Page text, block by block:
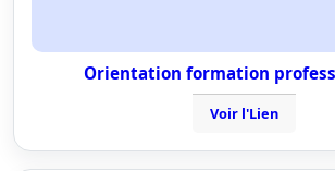
Orientation formation
Voir l'Lien